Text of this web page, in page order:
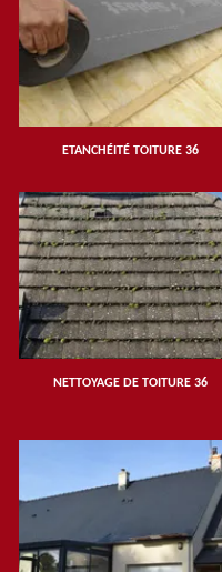
ETANCHÉITÉ TOITURE 36
NETTOYAGE DE TOITURE 36